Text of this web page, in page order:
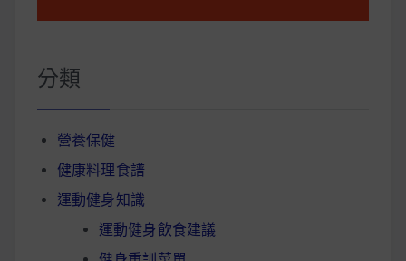
分類
營養保健
健康料理食譜
運動健身知識
運動健身飲食建議